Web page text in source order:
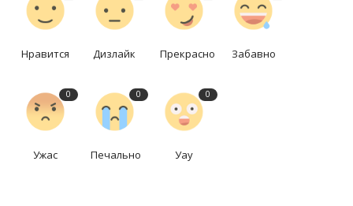
Нравится Дизлайк Прекрасно Забавно
0
Ужас
0
Печально
0
Уау